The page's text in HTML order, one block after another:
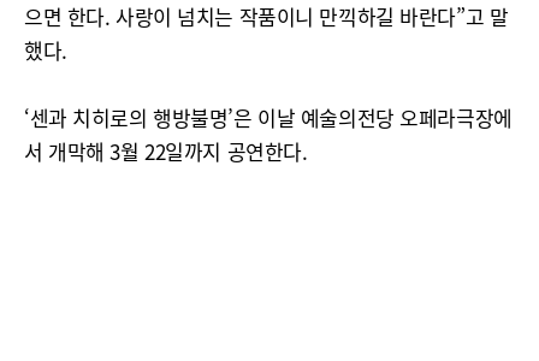
으면 한다. 사랑이 넘치는 작품이니 만끽하길 바란다”고 말
했다.
‘센과 치히로의 행방불명’은 이날 예술의전당 오페라극장에
서 개막해 3월 22일까지 공연한다.